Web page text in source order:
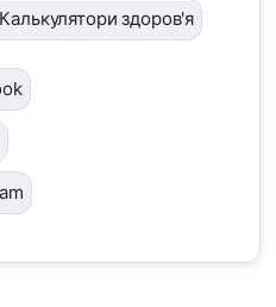
Калькулятори здоров'я